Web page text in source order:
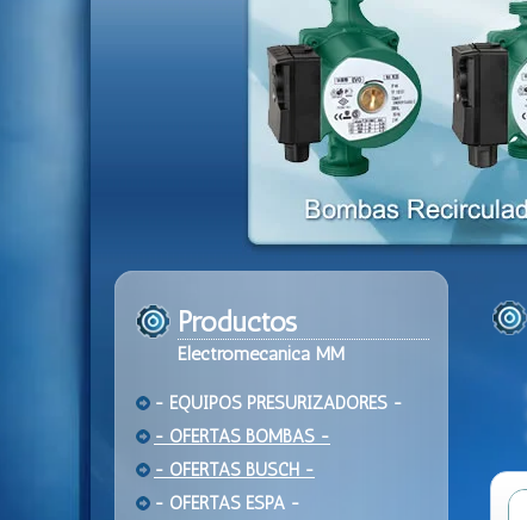
Productos
Electromecanica MM
- EQUIPOS PRESURIZADORES -
- OFERTAS BOMBAS -
- OFERTAS BUSCH -
- OFERTAS ESPA -